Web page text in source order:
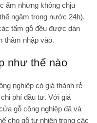
ẩm nhưng không chịu
ngâm trong nước 24h).
tấm gỗ đều được dán
thâm nhập vào.
như thế nào
nghiệp có giá thành rẻ
phí đầu tư. Với giá
gỗ công nghiệp đã và
cho gỗ tự nhiên trong các